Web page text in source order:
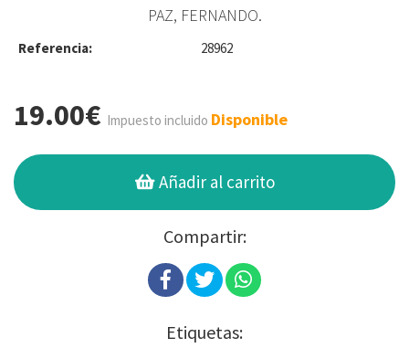
PAZ, FERNANDO.
Referencia: 28962
19.00€ Impuesto incluido Disponible
Añadir al carrito
Compartir:
Etiquetas: